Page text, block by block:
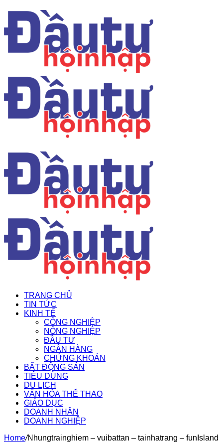
TRANG CHỦ
TIN TỨC
KINH TẾ
CÔNG NGHIỆP
NÔNG NGHIỆP
ĐẦU TƯ
NGÂN HÀNG
CHỨNG KHOÁN
BẤT ĐỘNG SẢN
TIÊU DÙNG
DU LỊCH
VĂN HÓA THỂ THAO
GIÁO DỤC
DOANH NHÂN
DOANH NGHIỆP
Home/Nhungtrainghiem – vuibattan – tainhatrang – funIsland